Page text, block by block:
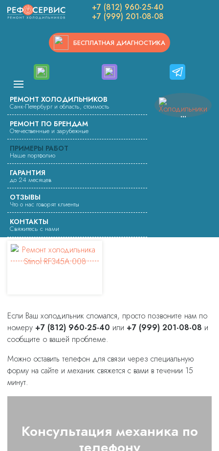
+7 (812) 960-25-40
+7 (999) 201-08-08
БЕСПЛАТНАЯ ДИАГНОСТИКА
РЕМОНТ ХОЛОДИЛЬНИКОВ
Санк-Петербург и область, стоимость
РЕМОНТ ПО БРЕНДАМ
Отечественные и зарубежные
ПРИМЕРЫ РАБОТ
Наше портфолио
ГАРАНТИЯ
до 24 месяцев
ОТЗЫВЫ
Что о нас говорят клиенты
КОНТАКТЫ
Свяжитесь с нами
Вы здесь:Ремонт холодильников
Работы по ремонту холодильников
Ремонт холодильника Stinol RF345A.008 замена компрессора
РЕМОНТ ХОЛОДИЛЬНИКА
STINOL RF345A.008 ЗАМЕНА
КОМПРЕССОРА
Специалист компании произвел ремонт холодильника Stinol
RF345A.008. Мастер в адресе заказчика демонтировал
неисправный компрессор, установил новый, заменил фильтр-
осушитель, припаял заправочный клапан, отвакуумировал и
заправил хладагентом.
Если Ваш холодильник сломался, просто позвоните нам по
номеру +7 (812) 960-25-40 или +7 (999) 201-08-08 и
сообщите о вашей проблеме.
Можно оставить телефон для связи через специальную
форму на сайте и механик свяжется с вами в течении 15
минут.
Консультация механика по